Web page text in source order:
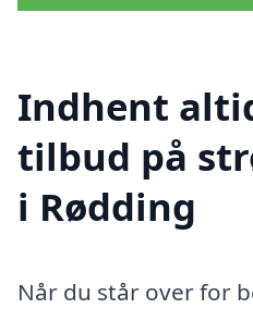
Indhent
tilbud på
i Rødding
Når du står over for